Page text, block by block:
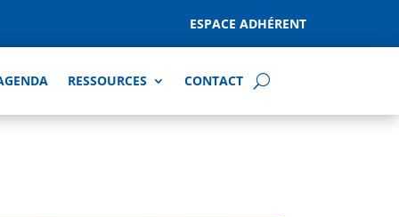
ESPACE ADHÉRENT
RESSOURCES CONTACT